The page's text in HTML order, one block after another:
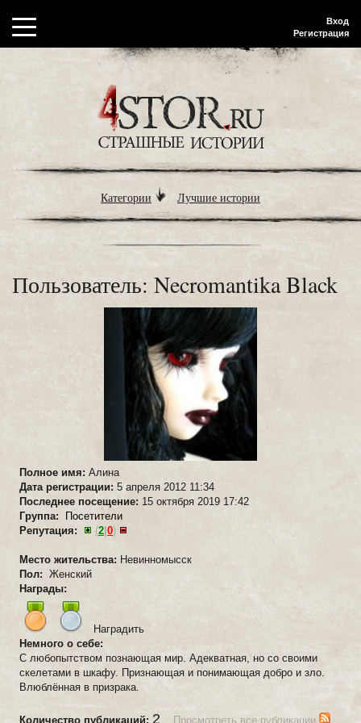
Вход
Регистрация
Категории Лучшие истории
Пользователь: Necromantika Black
Полное имя: Алина
Дата регистрации: 5 апреля 2012 11:34
Последнее посещение: 15 октября 2019 17:42
Группа:
Посетители
Репутация:
(2 0)
Место жительства: Невинномысск
Пол: Женский
Награды:
Наградить
Немного о себе:
С любопытством познающая мир. Адекватная, но со своими
скелетами в шкафу. Признающая и понимающая добро и зло.
Влюблённая в призрака.
Количество публикаций: 2 Просмотреть все публикации